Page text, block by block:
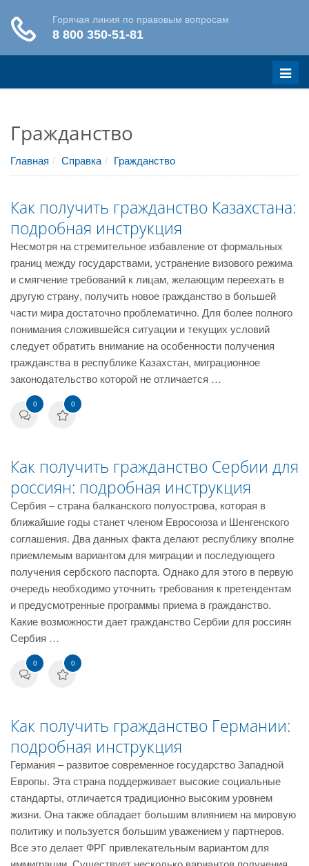
Меню
Гражданство
Главная Справка Гражданство
Как получить гражданство Казахстана:
подробная инструкция
Несмотря на стремительное избавление от формальных
границ между государствами, устранение визового режима
и смягчение требований к лицам, желающим переехать в
другую страну, получить новое гражданство в большей
части мира достаточно проблематично. Для более полного
понимания сложившейся ситуации и текущих условий
следует обратить внимание на особенности получения
гражданства в республике Казахстан, миграционное
законодательство которой не отличается …
0 0
Как получить гражданство Сербии для
россиян: подробная инструкция
Сербия – страна балканского полуострова, которая в
ближайшие годы станет членом Евросоюза и Шенгенского
соглашения. Два данных факта делают республику вполне
приемлемым вариантом для миграции и последующего
получения сербского паспорта. Однако для этого в первую
очередь необходимо уточнить требования к претендентам
и предусмотренные программы приема в гражданство.
Какие возможности дает гражданство Сербии для россиян
Сербия …
0 0
Как получить гражданство Германии:
подробная инструкция
Германия – развитое современное государство Западной
Европы. Эта страна поддерживает высокие социальные
стандарты, отличается традиционно высоким уровнем
жизни. Она также обладает большим влиянием на мировую
политику и пользуется большим уважением у партнеров.
Все это делает ФРГ привлекательным вариантом для